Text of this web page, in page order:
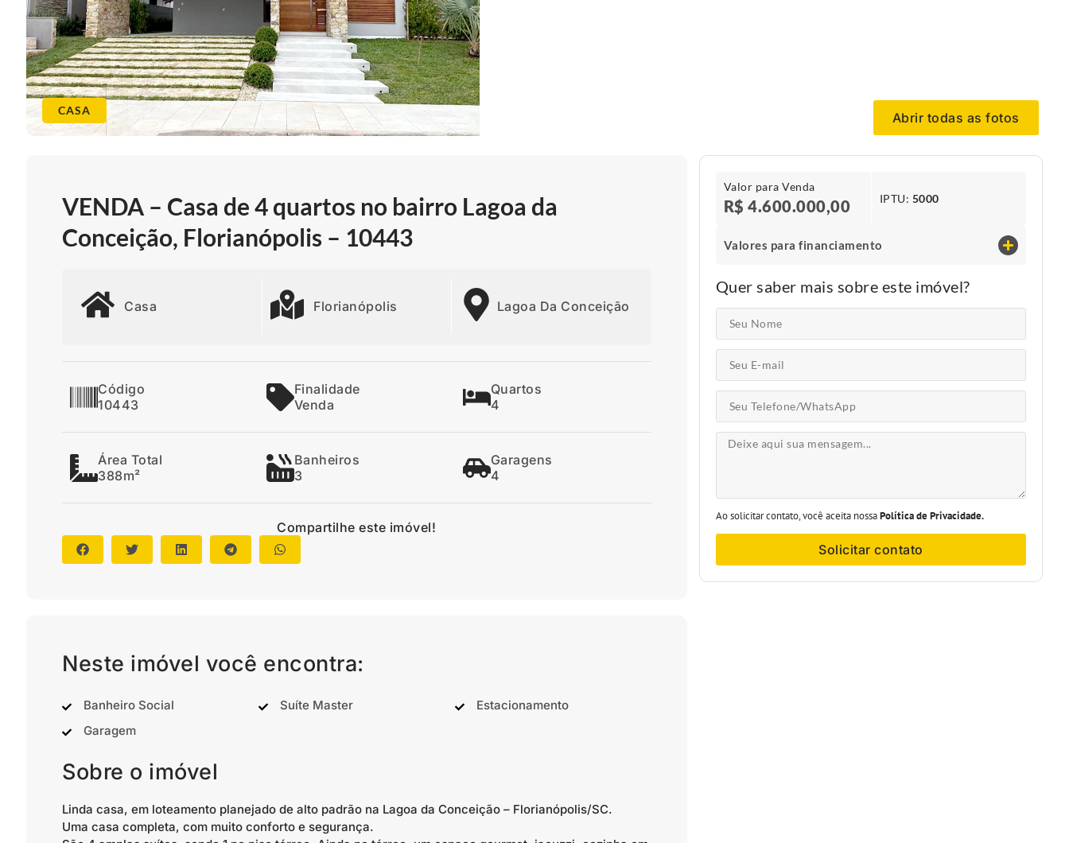
CASA Abrir todas as fotos
VENDA – Casa de 4 quartos no bairro Lagoa da
Conceição, Florianópolis – 10443
Casa Florianópolis Lagoa Da Conceição
Código
10443
Finalidade
Venda
Quartos
4
Área Total
388m²
Banheiros
3
Garagens
4
Compartilhe este imóvel!
Neste imóvel você encontra:
Banheiro Social Suíte Master
Estacionamento
Garagem
Sobre o imóvel
Linda casa, em loteamento planejado de alto padrão na Lagoa da Conceição – Florianópolis/SC.
Uma casa completa, com muito conforto e segurança.
Valor para Venda
R$ 4.600.000,00 IPTU​: 5000
Valores para financiamento
Quer saber mais sobre este imóvel?
Ao solicitar contato, você aceita nossaPolítica de Privacidade.
Solicitar contato